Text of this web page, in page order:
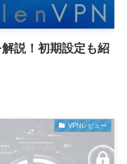
説！初期設定も紹
VPNレビュー